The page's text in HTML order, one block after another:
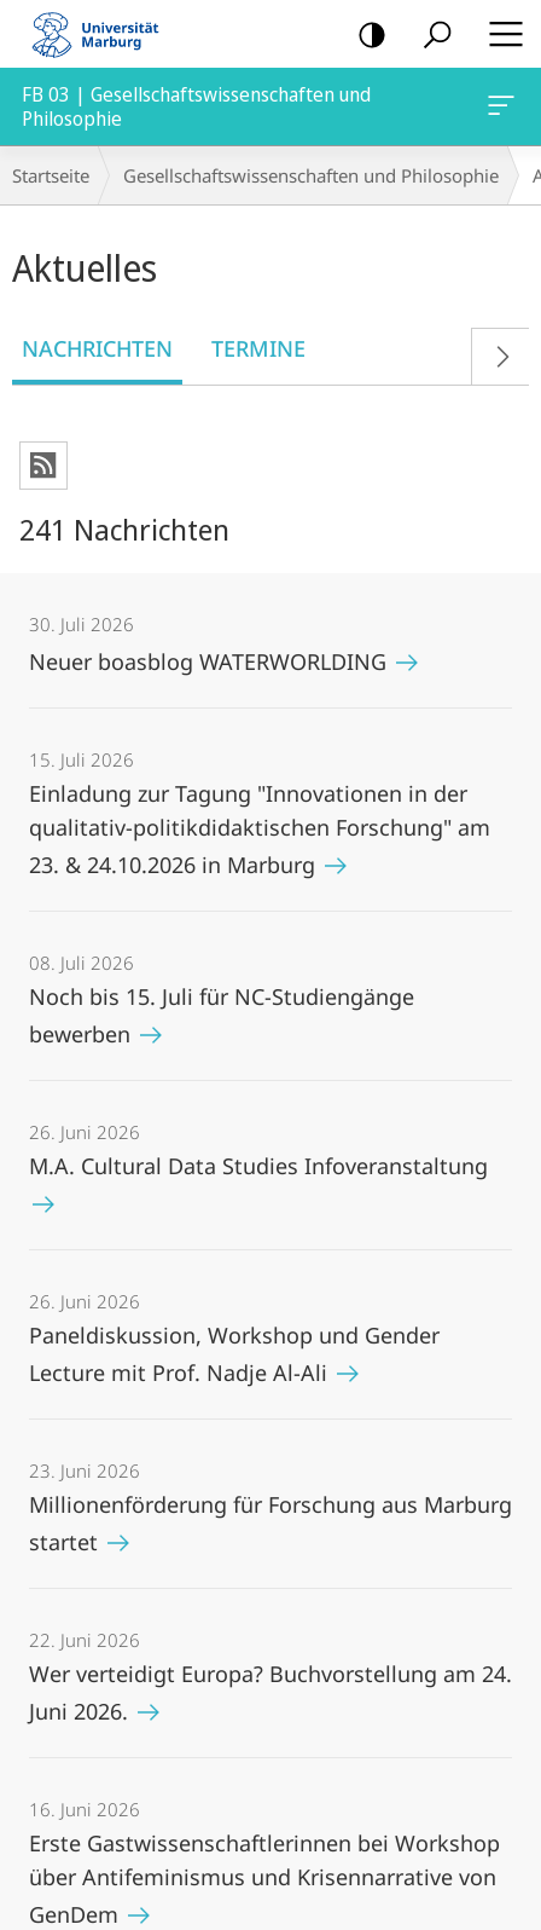
Mobile-
Navigation
FB 03 | Gesellschaftswissenschaften und
Philosophie
Breadcrumb-
Navigation
Startseite Gesellschaftswissenschaften und Philosophie
Aktuelles
NACHRICHTEN TERMINE
241 Nachrichten
30. Juli 2026
Neuer boasblog WATERWORLDING
15. Juli 2026
Einladung zur Tagung "Innovationen in der
qualitativ-politikdidaktischen Forschung" am
23. & 24.10.2026 in Marburg
08. Juli 2026
Noch bis 15. Juli für NC-Studiengänge
bewerben
26. Juni 2026
M.A. Cultural Data Studies Infoveranstaltung
26. Juni 2026
Paneldiskussion, Workshop und Gender
Lecture mit Prof. Nadje Al-Ali
23. Juni 2026
Millionenförderung für Forschung aus Marburg
startet
22. Juni 2026
Wer verteidigt Europa? Buchvorstellung am 24.
Juni 2026.
16. Juni 2026
Erste Gastwissenschaftlerinnen bei Workshop
über Antifeminismus und Krisennarrative von
GenDem